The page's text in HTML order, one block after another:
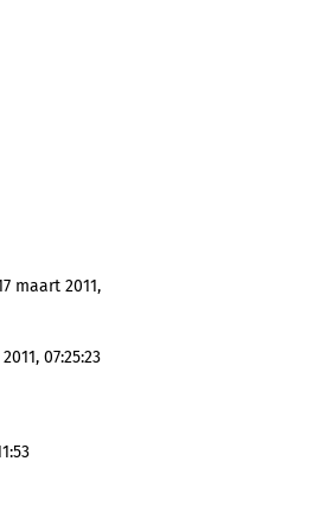
maart 2011,
07:25:23